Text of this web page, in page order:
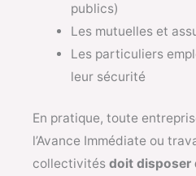
publics)
Les mutuelles et
Les particuliers
leur sécurité
En pratique, toute
l’Avance Immédiate ou
collectivités doit disposer